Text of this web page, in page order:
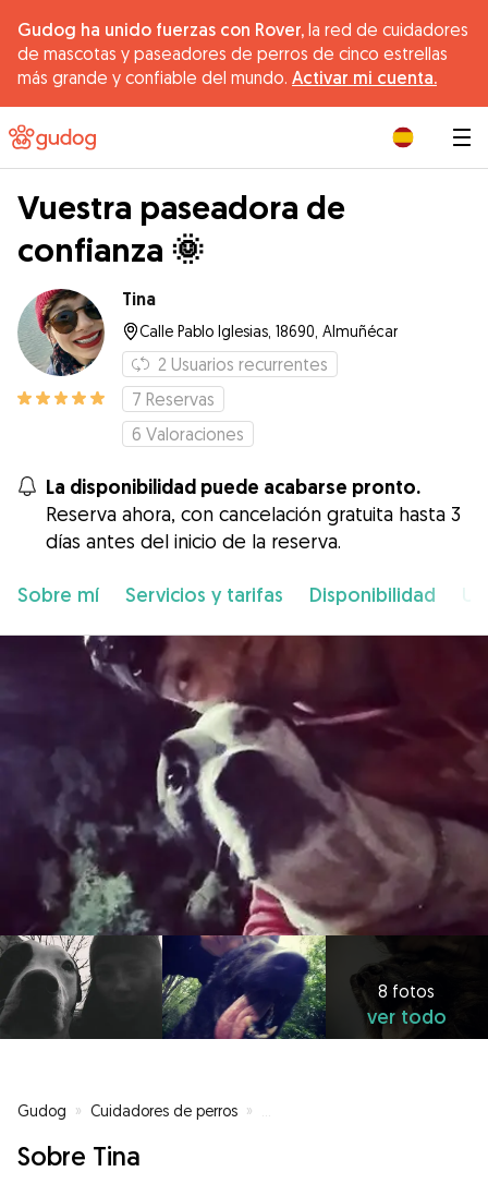
Gudog ha unido fuerzas con Rover, la red de cuidadores
de mascotas y paseadores de perros de cinco estrellas
más grande y confiable del mundo. Activar mi cuenta.
Vuestra paseadora de
confianza 🌞
Tina
Calle Pablo Iglesias, 18690, Almuñécar
2 Usuarios recurrentes
7 Reservas
6 Valoraciones
La disponibilidad puede acabarse pronto.
Reserva ahora, con cancelación gratuita hasta 3
días antes del inicio de la reserva.
Sobre mí Servicios y tarifas Disponibilidad
8 fotos
ver todo
Gudog » Cuidadores de perros »
Sobre Tina